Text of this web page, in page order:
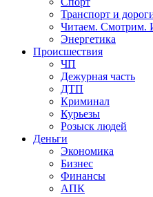
Транспорт и
Читаем. Смотрим.
Энергетика
Происшествия
ЧП
Дежурная часть
ДТП
Криминал
Курьезы
Розыск людей
Деньги
Экономика
Бизнес
Финансы
АПК